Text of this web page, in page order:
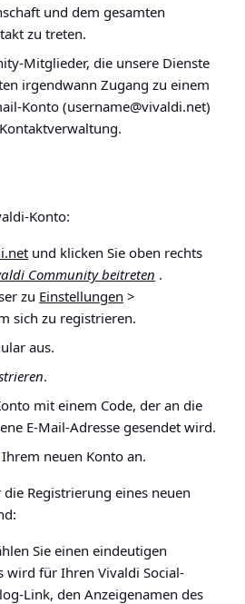
und dem gesamten
zu treten.
Mitglieder, die unsere Dienste
irgendwann Zugang zu einem
Konto (username@vivaldi.net)
Konto:
und klicken Sie oben rechts
Community beitreten .
zu Einstellungen >
sich zu registrieren.
aus.
.
mit einem Code, der an die
E-Mail-Adresse gesendet wird.
neuen Konto an.
Registrierung eines neuen
Sie einen eindeutigen
wird für Ihren Vivaldi Social-
Link, den Anzeigenamen des